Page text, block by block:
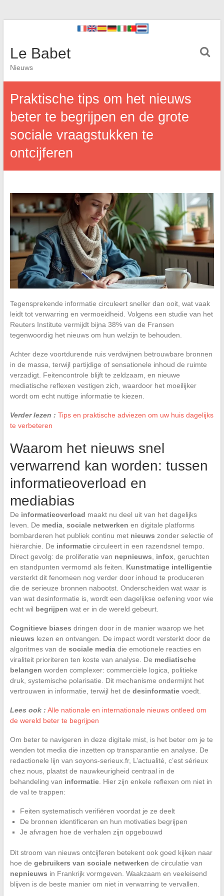
Le Babet
Nieuws
Praktische tips om het nieuws
beter te begrijpen en de grote
sociale vraagstukken te
ontcijferen
Tegensprekende informatie circuleert sneller dan ooit, wat vaak
leidt tot verwarring en vermoeidheid. Volgens een studie van het
Reuters Institute vermijdt bijna 38% van de Fransen
tegenwoordig het nieuws om hun welzijn te behouden.
Achter deze voortdurende ruis verdwijnen betrouwbare bronnen
in de massa, terwijl partijdige of sensationele inhoud de ruimte
verzadigt. Feitencontrole blijft te zeldzaam, en nieuwe
mediatische reflexen vestigen zich, waardoor het moeilijker
wordt om echt nuttige informatie te kiezen.
Verder lezen : Tips en praktische adviezen om uw huis dagelijks
te verbeteren
Waarom het nieuws snel
verwarrend kan worden: tussen
informatieoverload en
mediabias
De informatieoverload maakt nu deel uit van het dagelijks
leven. De media, sociale netwerken en digitale platforms
bombarderen het publiek continu met nieuws zonder selectie of
hiërarchie. De informatiecirculeert in een razendsnel tempo.
Direct gevolg: de proliferatie van nepnieuws infox, geruchten
en standpunten vermomd als feiten. Kunstmatige intelligentie
versterkt dit fenomeen nog verder door inhoud te produceren
die de serieuze bronnen nabootst. Onderscheiden wat waar is
van wat desinformatie is, wordt een dagelijkse oefening voor wie
echt wil begrijpen wat er in de wereld gebeurt.
Cognitieve biases dringen door in de manier waarop we het
nieuws lezen en ontvangen. De impact wordt versterkt door de
algoritmes van de sociale mediadie emotionele reacties en
viraliteit prioriteren ten koste van analyse. De mediatische
belangen worden complexer: commerciële logica, politieke
druk, systemische polarisatie. Dit mechanisme ondermijnt het
vertrouwen in informatie, terwijl het de desinformatievoedt.
Lees ook : Alle nationale en internationale nieuws ontleed om
de wereld beter te begrijpen
Om beter te navigeren in deze digitale mist, is het beter om je te
wenden tot media die inzetten op transparantie en analyse. De
redactionele lijn van soyons-serieux.fr, L’actualité, c’est sérieux
chez nous, plaatst de nauwkeurigheid centraal in de
behandeling van informatie. Hier zijn enkele reflexen om niet in
de val te trappen:
Feiten systematisch verifiëren voordat je ze deelt
De bronnen identificeren en hun motivaties begrijpen
Je afvragen hoe de verhalen zijn opgebouwd
Dit stroom van nieuws ontcijferen betekent ook goed kijken naar
hoe de gebruikers van sociale netwerken de circulatie van
nepnieuws in Frankrijk vormgeven. Waakzaam en veeleisend
blijven is de beste manier om niet in verwarring te vervallen.